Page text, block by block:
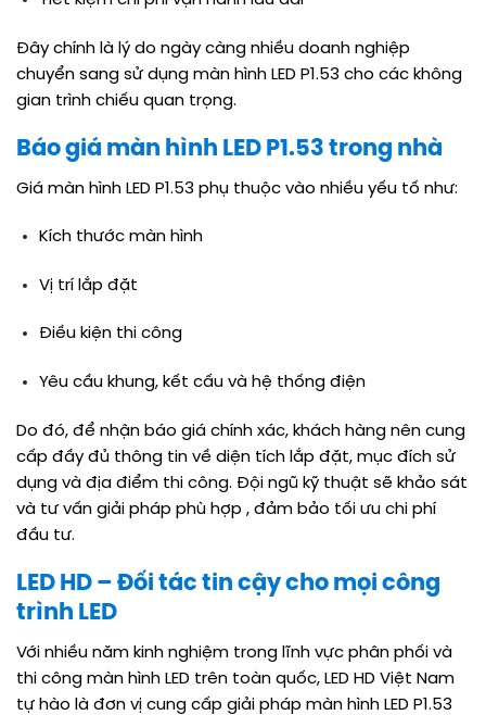
Đây chính là lý do ngày càng nhiều doanh nghiệp
chuyển sang sử dụng màn hình LED P1.53 cho các không
gian trình chiếu quan trọng.
Báo giá màn hình LED P1.53 trong nhà
Giá màn hình LED P1.53 phụ thuộc vào nhiều yếu tố như:
Kích thước màn hình
Vị trí lắp đặt
Điều kiện thi công
Yêu cầu khung, kết cấu và hệ thống điện
Do đó, để nhận báo giá chính xác, khách hàng nên cung
cấp đầy đủ thông tin về diện tích lắp đặt, mục đích sử
dụng và địa điểm thi công. Đội ngũ kỹ thuật sẽ khảo sát
và tư vấn giải pháp phù hợp , đảm bảo tối ưu chi phí
đầu tư.
LED HD – Đối tác tin cậy cho mọi công
trình LED
Với nhiều năm kinh nghiệm trong lĩnh vực phân phối và
thi công màn hình LED trên toàn quốc, LED HD Việt Nam
tự hào là đơn vị cung cấp giải pháp màn hình LED P1.53